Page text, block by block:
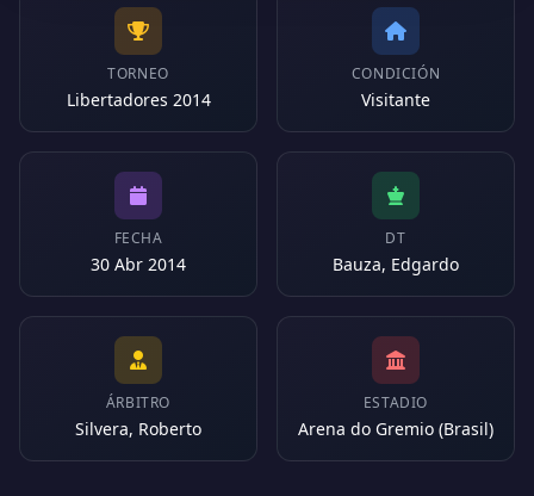
TORNEO
Libertadores 2014
CONDICIÓN
Visitante
FECHA
30 Abr 2014
DT
Bauza, Edgardo
ÁRBITRO
Silvera, Roberto
ESTADIO
Arena do Gremio (Brasil)